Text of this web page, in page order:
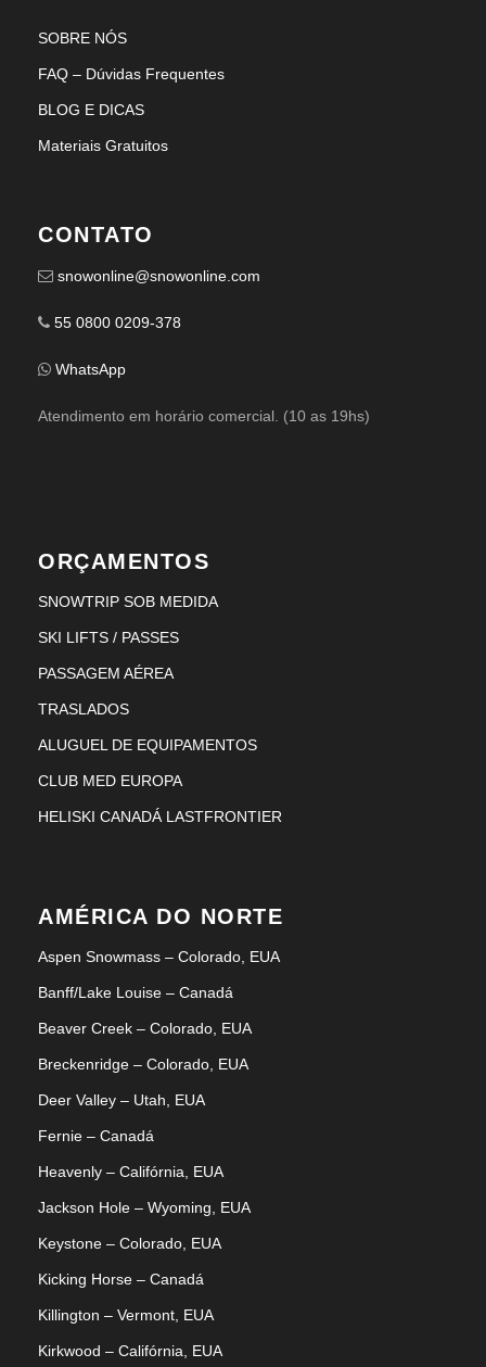
SOBRE NÓS
FAQ – Dúvidas Frequentes
BLOG E DICAS
Materiais Gratuitos
CONTATO
snowonline@snowonline.com
55 0800 0209-378
WhatsApp
Atendimento em horário comercial. (10 as 19hs)
ORÇAMENTOS
SNOWTRIP SOB MEDIDA
SKI LIFTS / PASSES
PASSAGEM AÉREA
TRASLADOS
ALUGUEL DE EQUIPAMENTOS
CLUB MED EUROPA
HELISKI CANADÁ LASTFRONTIER
AMÉRICA DO NORTE
Aspen Snowmass – Colorado, EUA
Banff/Lake Louise – Canadá
Beaver Creek – Colorado, EUA
Breckenridge – Colorado, EUA
Deer Valley – Utah, EUA
Fernie – Canadá
Heavenly – Califórnia, EUA
Jackson Hole – Wyoming, EUA
Keystone – Colorado, EUA
Kicking Horse – Canadá
Killington – Vermont, EUA
Kirkwood – Califórnia, EUA